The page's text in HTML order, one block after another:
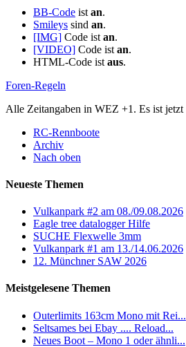
BB-Code ist an.
Smileys sind an.
[IMG] Code ist an.
[VIDEO] Code ist an.
HTML-Code ist aus.
Foren-Regeln
Alle Zeitangaben in WEZ +1. Es ist jetzt
RC-Rennboote
Archiv
Nach oben
Neueste Themen
Vulkanpark #2 am 08./09.08.2026
Eagle tree datalogger Hilfe
SUCHE Flexwelle 3mm
Vulkanpark #1 am 13./14.06.2026
12. Münchner SAW 2026
Meistgelesene Themen
Outerlimits 163cm Mono mit Rei...
Seltsames bei Ebay .... Reload...
Neues Boot – Mono 1 oder ähnli...